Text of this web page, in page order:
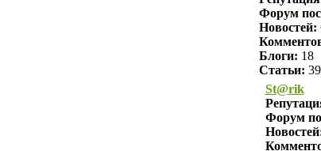
Форум
Новостей:
Блоги: 18
Статьи: 39
St@rik
Форум